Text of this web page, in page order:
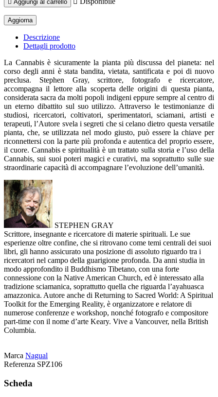
 Aggiungi al carrello
Descrizione
Dettagli prodotto
La Cannabis è sicuramente la pianta più discussa del pianeta: nel
corso degli anni è stata bandita, vietata, santificata e poi di nuovo
preclusa. Stephen Gray, scrittore, fotografo e ricercatore,
accompagna il lettore alla scoperta delle origini di questa pianta,
considerata sacra da molti popoli indigeni eppure sempre al centro di
un eterno dibattito sul suo utilizzo. Attraverso le testimonianze di
studiosi, ricercatori, coltivatori, sperimentatori, sciamani, artisti e
terapeuti, l’Autore svela i segreti che si celano dietro questa versatile
pianta, che, se utilizzata nel modo giusto, può essere la chiave per
riconnettersi con la parte più profonda e autentica del proprio essere,
il cuore. Cannabis e spiritualità è un trattato sulla storia e l’uso della
Cannabis, sui suoi poteri magici e curativi, ma soprattutto sulle sue
straordinarie capacità di accompagnare l’evoluzione dell’umanità.
STEPHEN GRAY
Scrittore, insegnante e ricercatore di materie spirituali. Le sue
esperienze oltre confine, che si ritrovano come temi centrali dei suoi
libri, gli hanno assicurato una posizione di assoluto riguardo tra i
ricercatori nel campo della guarigione profonda. Da anni studia in
modo approfondito il Buddhismo Tibetano, con una forte
connessione con la Native American Church, ed è interessato alla
tradizione sciamanica, soprattutto quella che riguarda l’ayahuasca
amazzonica. Autore anche di Returning to Sacred World: A Spiritual
Toolkit for the Emerging Reality, è organizzatore e relatore di
numerose conferenze e workshop, nonché fotografo e compositore
part-time con il nome d’arte Keary. Vive a Vancouver, nella British
Columbia.
Marca Nagual
Referenza SPZ106
Scheda